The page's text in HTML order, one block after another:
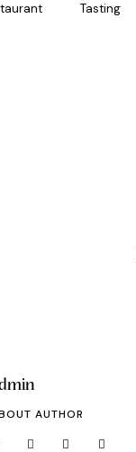
Tasting
AUTHOR